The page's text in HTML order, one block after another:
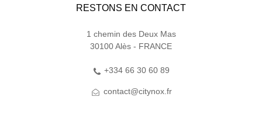
RESTONS EN CONTACT
1 chemin des Deux Mas
30100 Alès - FRANCE
+334 66 30 60 89
contact@citynox.fr